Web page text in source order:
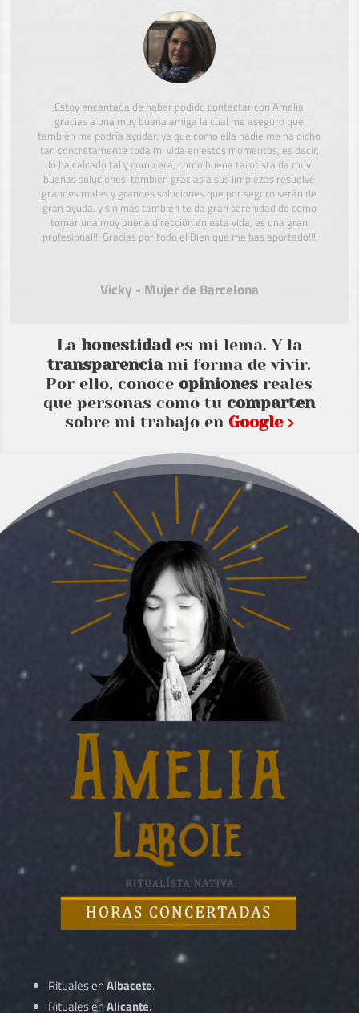
Estoy encantada de haber podido contactar con Amelia
gracias a una muy buena amiga la cual me aseguro que
también me podría ayudar, ya que como ella nadie me ha dicho
tan concretamente toda mi vida en estos momentos, es decir,
lo ha calcado tal y como era, como buena tarotista da muy
buenas soluciones, también gracias a sus limpiezas resuelve
grandes males y grandes soluciones que por seguro serán de
gran ayuda, y sin más también te da gran serenidad de como
tomar una muy buena dirección en esta vida, es una gran
profesional!!! Gracias por todo el Bien que me has aportado!!!
Vicky - Mujer de Barcelona
La honestidades mi lema. Y la
transparenciami forma de vivir.
Por ello, conoceopiniones reales
que personas como tucomparten
sobre mi trabajo en Google ›
Rituales enAlbacete.
Rituales enAlicante.